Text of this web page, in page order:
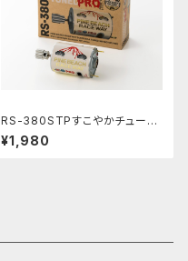
RS-380STPすこやかチューン
モーターPRO10枚ピニオン付
¥1,980